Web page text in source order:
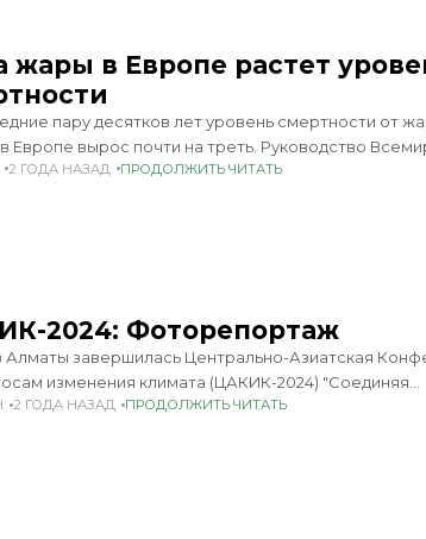
жары в Европе растет
пару десятков лет уровень смертности от
Европе вырос почти на треть. Руководство
организации (ВМО) утверждает, что
2 ГОДА НАЗАД ПРОДОЛЖИТЬ ЧИТАТЬ
2024: Фоторепортаж
Алматы завершилась Центрально-Азиатская
изменения климата (ЦАКИК-2024) "Соединяя
цели с действиями; воплощение амбиций в
2 ГОДА НАЗАД ПРОДОЛЖИТЬ ЧИТАТЬ